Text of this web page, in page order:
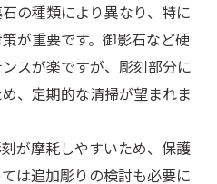
の種類により異なり、特に
が重要です。御影石など硬
スが楽ですが、彫刻部分に
、定期的な清掃が望まれま
が摩耗しやすいため、保護
は追加彫りの検討も必要に